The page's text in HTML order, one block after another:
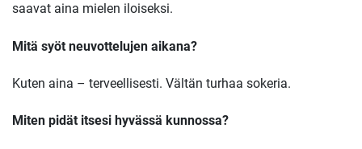
saavat aina mielen iloiseksi.
Mitä syöt neuvottelujen aikana?
Kuten aina – terveellisesti. Vältän turhaa sokeria.
Miten pidät itsesi hyvässä kunnossa?